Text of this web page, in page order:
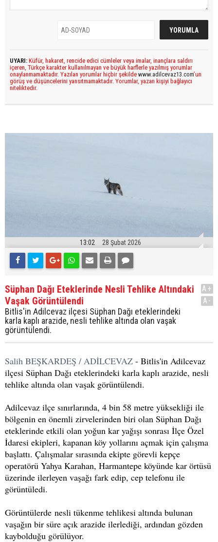
UYARI: Küfür, hakaret, rencide edici cümleler veya imalar, inançlara saldırı
içeren, Türkçe karakter kullanılmayan ve büyük harflerle yazılmış yorumlar
onaylanmamaktadır. Yazılan yorumlar hiçbir şekilde www.adilcevaz13.com’un
görüş ve düşüncelerini yansıtmamaktadır. Yorumlar, yazan kişiyi bağlayıcı
niteliktedir.
13:02 28 Şubat 2026
Süphan Dağı Eteklerinde Nesli Tehlike Altındaki
Vaşak Görüntülendi
Bitlis'in Adilcevaz ilçesi Süphan Dağı eteklerindeki
karla kaplı arazide, nesli tehlike altında olan vaşak
görüntülendi.
A+
A-
Salih BEŞKARDEŞ / ADİLCEVAZ - Bitlis'in Adilcevaz
ilçesi Süphan Dağı eteklerindeki karla kaplı arazide, nesli
tehlike altında olan vaşak görüntülendi.
Adilcevaz ilçe sınırlarında, 4 bin 58 metre yüksekliği ile
bölgenin en önemli zirvelerinden biri olan Süphan Dağı
eteklerinde etkili olan yoğun kar yağışı sonrası İlçe Özel
İdaresi ekipleri, kapanan köy yollarını açmak için çalışma
başlattı. Çalışmalar sırasında ekipte görevli kepçe
operatörü Yahya Karahan, Harmantepe köyünde kar örtüsü
üzerinde ilerleyen vaşağı fark edip, cep telefonu ile
görüntüledi.
Görüntülerde nesli tükenme tehlikesi altında bulunan
vaşağın bir süre açık arazide ilerlediği, ardından gözden
kaybolduğu görülüyor.